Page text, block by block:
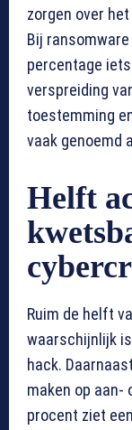
zorgen over
Bij
percentage
verspreiding
toestemming
vaak genoemd
Helft
Ruim de helft
waarschijnlijk
hack.
maken op aan-
procent ziet